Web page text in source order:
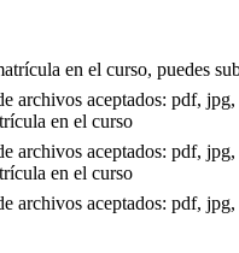
en el curso, puedes
archivos aceptados: pdf,
en el curso
archivos aceptados: pdf,
en el curso
archivos aceptados: pdf,